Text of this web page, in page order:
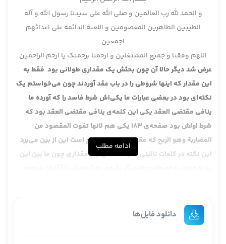
و الحمد لله رب العالمین و صلی الله علی سیدنا رسول الله و آله
الطیبین الطاهرین المعصومین و اللعنة الدائمة علی اعدائهم
اجمعین
اللهم وفقنا و جمیع المشتغلین و ارحمنا برحمتک یا ارحم الراحمین
عرض شد دیگر حالا آن چون بحثش یک مقداری طولانی بود فقط به
این مقدار که اینها شروطی را در باب عقد آوردند چون می‌خواستم یک
نکته‌ای بود در بعضی عبارات ما یکی‌اش شرط فاسد را که آورده ما
ینافی مقتضی العقد یکی این کلمه‌ی ینافی مقتضی العقد بود که
شرط اولش بود صفحه‌ی 183 یکی هم لانها تفوت المقصود من
المضاربة وهو الربح که مقصود از مضاربه ربح است این از بین می‌برد
این نکته در کلمات نائینی هم آمده من یک مقداری چون ما بین این
یک مطلبی هم دیروز راجع به آن قصه‌ی آن قرضی بود که آن گرفته
بودند دو بعد ایشان گفت قد جعلته مضاربة قراضا که آن عبارت را
ادامه مطلب
دانلود فایل‌ها